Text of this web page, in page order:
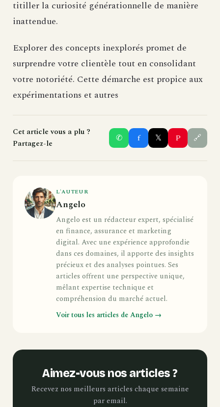
titiller la curiosité générationnelle de manière
inattendue.
Explorer des concepts inexplorés promet de
surprendre votre clientèle tout en consolidant
votre notoriété. Cette démarche est propice aux
expérimentations et autres
Cet article vous a plu ?
Partagez-le
✆ f 𝕏 P 🔗
L'AUTEUR
Angelo
Angelo est un rédacteur expert, spécialisé
en finance, assurance et marketing
digital. Avec une expérience approfondie
dans ces domaines, il apporte des insights
précieux et des analyses pointues. Ses
articles offrent une perspective unique,
mêlant expertise technique et
compréhension du marché actuel.
Voir tous les articles de Angelo →
Aimez-vous nos articles ?
Recevez nos meilleurs articles chaque semaine
par email.